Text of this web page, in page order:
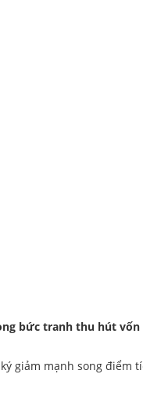
bức tranh thu hút vốn
giảm mạnh song điểm